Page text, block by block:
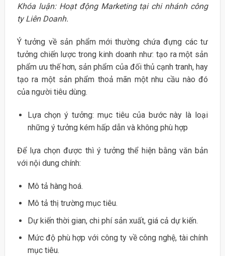
Khóa luận: Hoạt động Marketing tại chi nhánh công
ty Liên Doanh.
Ý tưởng về sản phẩm mới thường chứa đựng các tư
tưởng chiến lược trong kinh doanh như: tạo ra một sản
phẩm ưu thế hơn, sản phẩm của đối thủ cạnh tranh, hay
tạo ra một sản phẩm thoả mãn một nhu cầu nào đó
của người tiêu dùng.
Lựa chọn ý tưởng: mục tiêu của bước này là loại
những ý tưởng kém hấp dẫn và không phù hợp
Để lựa chọn được thì ý tưởng thể hiện bằng văn bản
với nội dung chính:
Mô tả hàng hoá.
Mô tả thị trường mục tiêu.
Dự kiến thời gian, chi phí sản xuất, giá cả dự kiến.
Mức độ phù hợp với công ty về công nghệ, tài chính
mục tiêu.